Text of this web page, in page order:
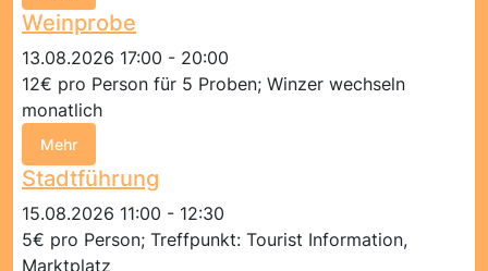
Weinprobe
13.08.2026 17:00 - 20:00
12€ pro Person für 5 Proben; Winzer wechseln
monatlich
Mehr
Stadtführung
15.08.2026 11:00 - 12:30
5€ pro Person; Treffpunkt: Tourist Information,
Marktplatz